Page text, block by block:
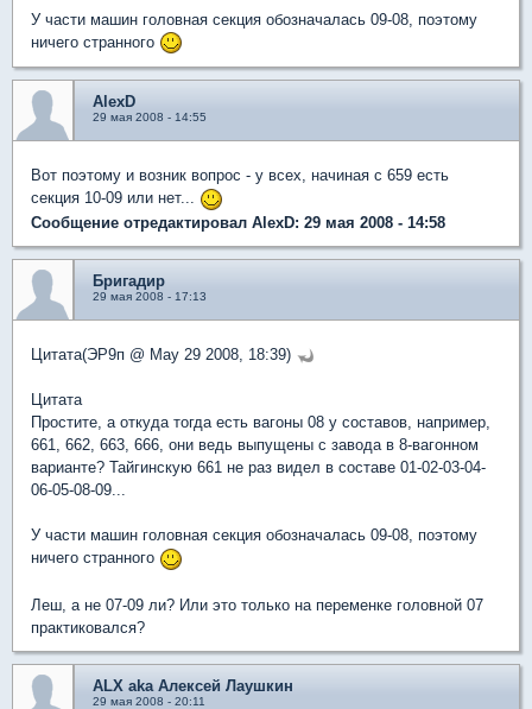
У части машин головная секция обозначалась 09-08, поэтому
ничего странного
AlexD
29 мая 2008 - 14:55
Вот поэтому и возник вопрос - у всех, начиная с 659 есть
секция 10-09 или нет...
Сообщение отредактировал AlexD: 29 мая 2008 - 14:58
Бригадир
29 мая 2008 - 17:13
Цитата(ЭР9п @ May 29 2008, 18:39)
Цитата
Простите, а откуда тогда есть вагоны 08 у составов, например,
661, 662, 663, 666, они ведь выпущены с завода в 8-вагонном
варианте? Тайгинскую 661 не раз видел в составе 01-02-03-04-
06-05-08-09...
У части машин головная секция обозначалась 09-08, поэтому
ничего странного
Леш, а не 07-09 ли? Или это только на переменке головной 07
практиковался?
ALX aka Алексей Лаушкин
29 мая 2008 - 20:11